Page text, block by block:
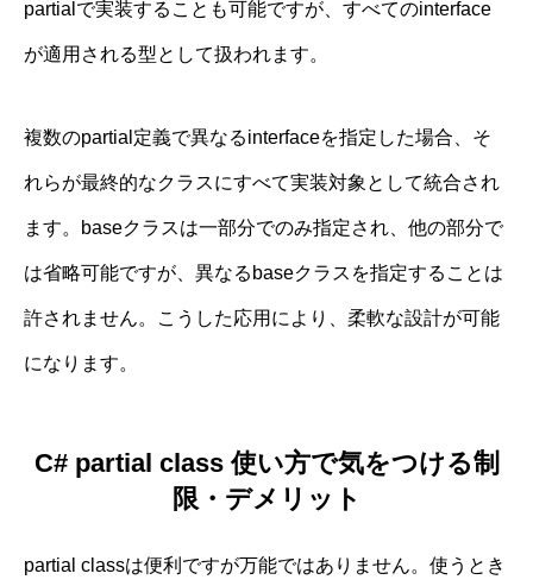
partialで実装することも可能ですが、すべてのinterface
が適用される型として扱われます。
複数のpartial定義で異なるinterfaceを指定した場合、そ
れらが最終的なクラスにすべて実装対象として統合され
ます。baseクラスは一部分でのみ指定され、他の部分で
は省略可能ですが、異なるbaseクラスを指定することは
許されません。こうした応用により、柔軟な設計が可能
になります。
C# partial class 使い方で気をつける制
限・デメリット
partial classは便利ですが万能ではありません。使うとき